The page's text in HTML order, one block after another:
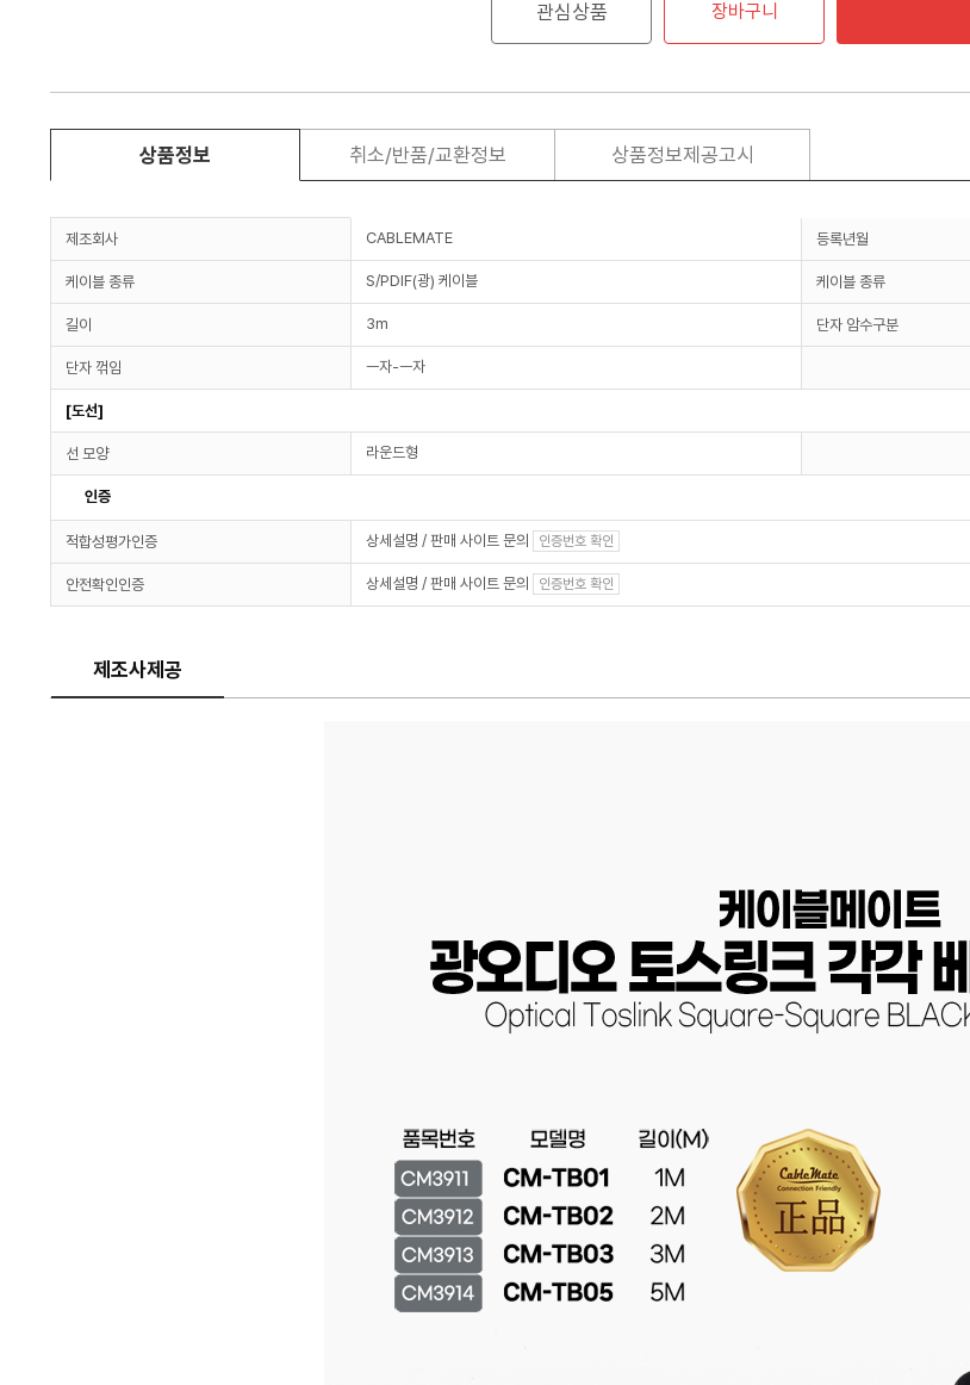
관심상품 장바구니
상품정보 취소/반품/교환정보 상품정보제공고시
제조회사 CABLEMATE 등록년월
케이블 종류 S/PDIF(광) 케이블 케이블 종류
길이 3m 단자 암수구분
단자 꺾임 ㅡ자-ㅡ자
[도선]
선 모양 라운드형
인증
적합성평가인증 상세설명 / 판매 사이트 문의 인증번호 확인
안전확인인증 상세설명 / 판매 사이트 문의 인증번호 확인
제조사제공